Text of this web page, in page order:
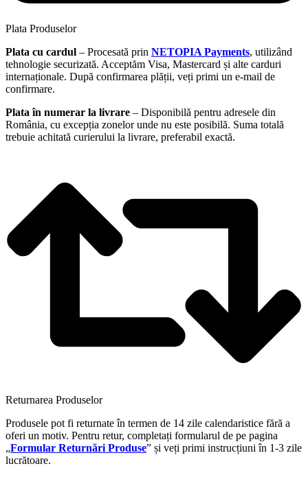
Plata Produselor
Plata cu cardul – Procesată prin NETOPIA Payments, utilizând
tehnologie securizată. Acceptăm Visa, Mastercard și alte carduri
internaționale. După confirmarea plății, veți primi un e-mail de
confirmare.
Plata în numerar la livrare – Disponibilă pentru adresele din
România, cu excepția zonelor unde nu este posibilă. Suma totală
trebuie achitată curierului la livrare, preferabil exactă.
Returnarea Produselor
Produsele pot fi returnate în termen de 14 zile calendaristice fără a
oferi un motiv. Pentru retur, completați formularul de pe pagina
„Formular Returnări Produse” și veți primi instrucțiuni în 1-3 zile
lucrătoare.